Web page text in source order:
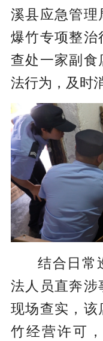
溪县应急管理
爆竹专项整治
查处一家副食
法行为，及时
结合日常
法人员直奔涉
现场查实，该
竹经营许可